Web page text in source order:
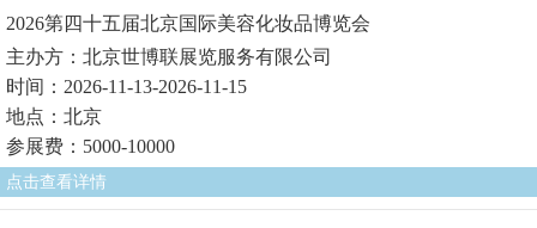
2026第四十五届北京国际美容化妆品博览会
主办方：北京世博联展览服务有限公司
时间：2026-11-13-2026-11-15
地点：北京
参展费：5000-10000
点击查看详情